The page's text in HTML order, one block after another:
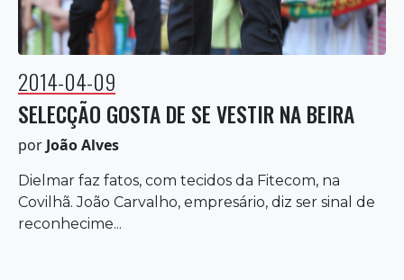
2014-04-09
SELECÇÃO GOSTA DE SE VESTIR NA BEIRA
por João Alves
Dielmar faz fatos, com tecidos da Fitecom, na
Covilhã. João Carvalho, empresário, diz ser sinal de
reconhecime...